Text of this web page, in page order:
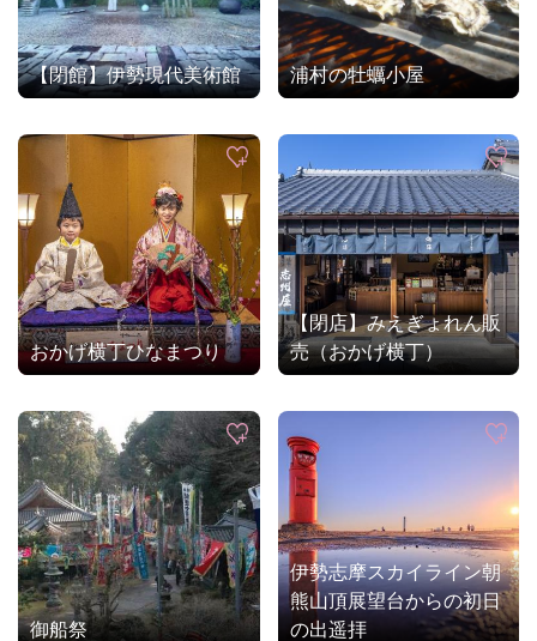
【閉館】伊勢現代美術館 浦村の牡蠣小屋
おかげ横丁ひなまつり
【閉店】みえぎょれん販
売（おかげ横丁）
御船祭
伊勢志摩スカイライン朝
熊山頂展望台からの初日
の出遥拝